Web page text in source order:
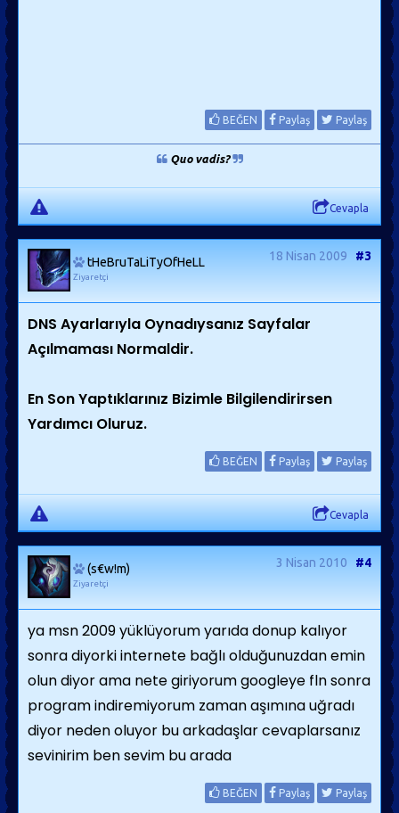
BEĞEN Paylaş Paylaş
Quo vadis?
Cevapla
tHeBruTaLiTyOfHeLL
Ziyaretçi
18 Nisan 2009 #3
DNS Ayarlarıyla Oynadıysanız Sayfalar
Açılmaması Normaldir.
En Son Yaptıklarınız Bizimle Bilgilendirirsen
Yardımcı Oluruz.
BEĞEN Paylaş Paylaş
Cevapla
(s€w!m)
Ziyaretçi
3 Nisan 2010 #4
ya msn 2009 yüklüyorum yarıda donup kalıyor
sonra diyorki internete bağlı olduğunuzdan emin
olun diyor ama nete giriyorum googleye fln sonra
program indiremiyorum zaman aşımına uğradı
diyor neden oluyor bu arkadaşlar cevaplarsanız
sevinirim ben sevim bu arada
BEĞEN Paylaş Paylaş